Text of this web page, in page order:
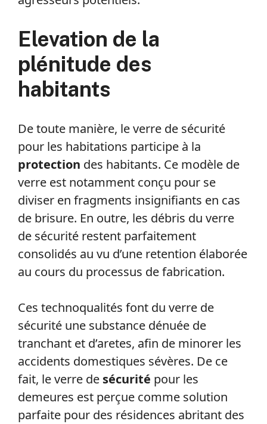
Elevation de la
plénitude des
habitants
De toute manière, le verre de sécurité
pour les habitations participe à la
protection des habitants. Ce modèle de
verre est notamment conçu pour se
diviser en fragments insignifiants en cas
de brisure. En outre, les débris du verre
de sécurité restent parfaitement
consolidés au vu d’une retention élaborée
au cours du processus de fabrication.
Ces technoqualités font du verre de
sécurité une substance dénuée de
tranchant et d’aretes, afin de minorer les
accidents domestiques sévères. De ce
fait, le verre de sécurité pour les
demeures est perçue comme solution
parfaite pour des résidences abritant des